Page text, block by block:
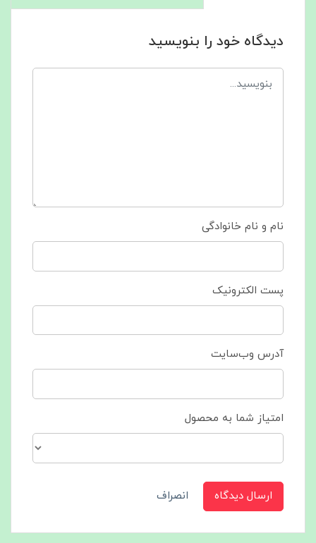
دیدگاه خود را بنویسید
نام و نام خانوادگی
پست الکترونیک
آدرس وب‌سایت
امتیاز شما به محصول
ارسال دیدگاه انصراف